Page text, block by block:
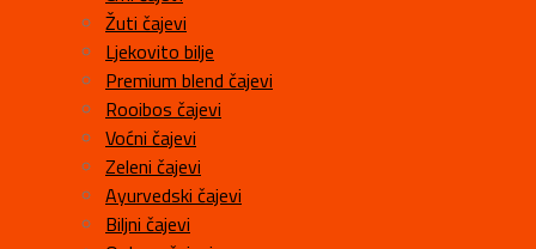
Žuti čajevi
Ljekovito bilje
Premium blend čajevi
Rooibos čajevi
Voćni čajevi
Zeleni čajevi
Ayurvedski čajevi
Biljni čajevi